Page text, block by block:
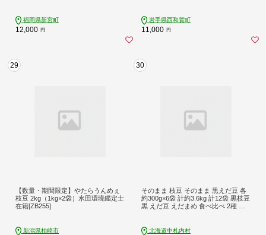
福岡県新宮町
12,000 円
岩手県西和賀町
11,000 円
29
【数量・期間限定】やたらうんめぇ
枝豆 2kg（1kg×2袋）水田環境鑑定士
在籍[ZB255]
新潟県柏崎市
30
そのまま 枝豆 そのまま 黒えだ豆 各
約300g×6袋 計約3.6kg 計12袋 黒枝豆
黒 えだ豆 えだまめ 食べ比べ 2種 お
北海道中札内村